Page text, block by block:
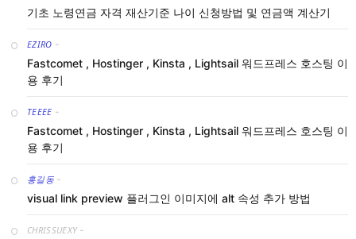
기초 노령연금 자격 재산기준 나이 신청방법 및 연금액 계산기
EZIRO -
Fastcomet , Hostinger , Kinsta , Lightsail 워드프레스 호스팅 이
용 후기
TEEEE -
Fastcomet , Hostinger , Kinsta , Lightsail 워드프레스 호스팅 이
용 후기
홍길동 -
visual link preview 플러그인 이미지에 alt 속성 추가 방법
CHRISSUEXY -